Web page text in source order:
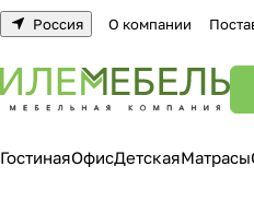
Россия О компании
ГостинаяОфисДетскаяМатрасы